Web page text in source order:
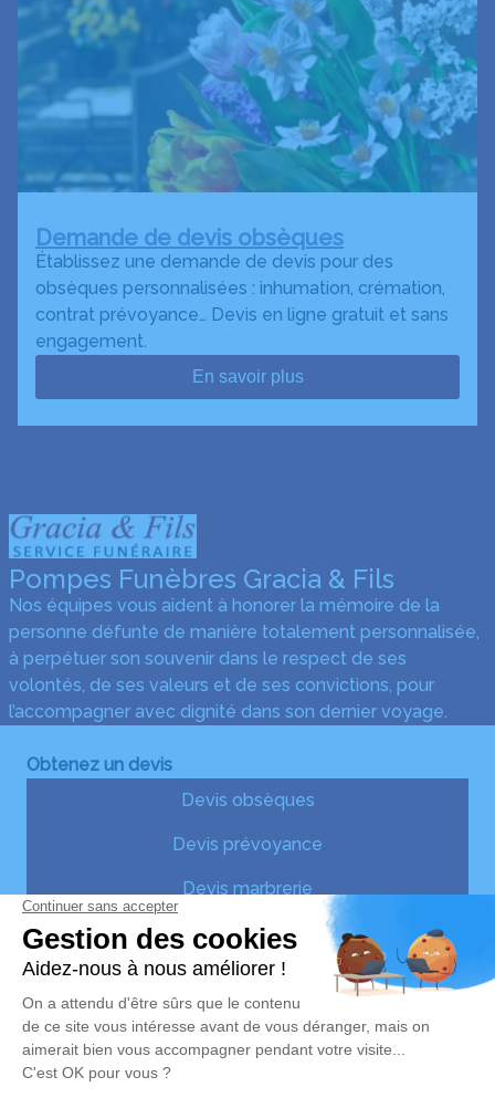
Demande de devis obsèques
Établissez une demande de devis pour des
obsèques personnalisées : inhumation, crémation,
contrat prévoyance… Devis en ligne gratuit et sans
engagement.
En savoir plus
Pompes Funèbres Gracia & Fils
Nos équipes vous aident à honorer la mémoire de la
personne défunte de manière totalement personnalisée,
à perpétuer son souvenir dans le respect de ses
volontés, de ses valeurs et de ses convictions, pour
l’accompagner avec dignité dans son dernier voyage.
Obtenez un devis
Devis obsèques
Devis prévoyance
Devis marbrerie
Notre agence
Pompes Funèbres Gracia et Fils
05 36 40 23 74
graciaetfils@gmail.com
12, Avenue de l'Usine – 47500 – Fumel